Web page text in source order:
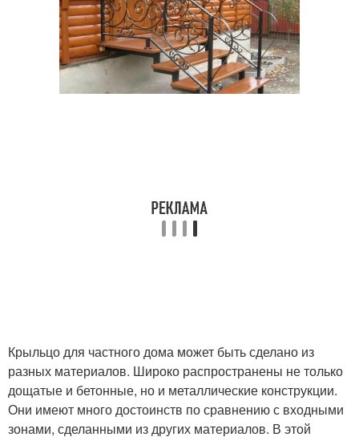
Крыльцо для частного дома может быть сделано из
разных материалов. Широко распространены не только
дощатые и бетонные, но и металлические конструкции.
Они имеют много достоинств по сравнению с входными
зонами, сделанными из других материалов. В этой